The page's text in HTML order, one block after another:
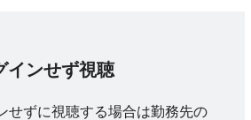
インせず視聴
せずに視聴する場合は勤務先の